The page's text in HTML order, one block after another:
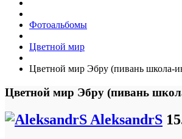
Фотоальбомы
Цветной мир
Цветной мир Эбру (пивань школа-
Цветной мир Эбру (пивань
AleksandrS